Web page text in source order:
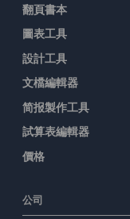
翻頁書本
圖表工具
設計工具
文檔編輯器
简报製作工具
試算表編輯器
價格
公司